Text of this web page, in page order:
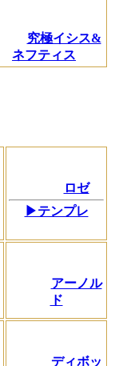
究極イシス&
ネフティス
ロゼ
▶テンプレ
アーノル
ド
ディボッ